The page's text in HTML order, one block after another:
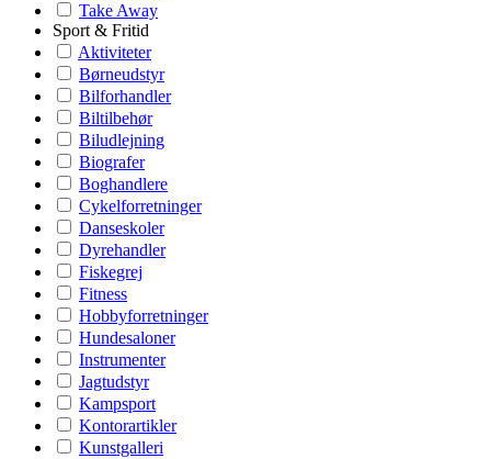
Take Away
Sport & Fritid
Aktiviteter
Børneudstyr
Bilforhandler
Biltilbehør
Biludlejning
Biografer
Boghandlere
Cykelforretninger
Danseskoler
Dyrehandler
Fiskegrej
Fitness
Hobbyforretninger
Hundesaloner
Instrumenter
Jagtudstyr
Kampsport
Kontorartikler
Kunstgalleri